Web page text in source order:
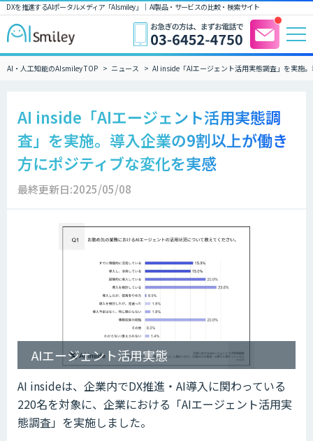
DXを推進するAIポータルメディア「AIsmiley」｜ AI製品・サービスの比較・検索サイト
AI・人工知能のAIsmiley TOP ニュース AI inside「AIエージェント活用実態調査」を実施
AI inside「AIエージェント活用実態調
査」を実施。導入企業の9割以上が働き
方にポジティブな変化を実感
最終更新日:2025/05/08
AIエージェント活用実態
AI insideは、企業内でDX推進・AI導入に関わっている
220名を対象に、企業における「AIエージェント活用実
態調査」を実施しました。